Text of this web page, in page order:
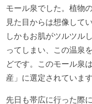
モール泉でした。植物
見た目からは想像して
しかもお肌がツルツル
ってしまい、この温泉
どです。このモール泉
産」に選定されています
先日も帯広に行った際